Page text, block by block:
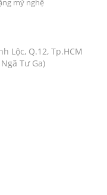
mỹ nghệ
Lộc, Q.12, Tp.HCM
Tư Ga)